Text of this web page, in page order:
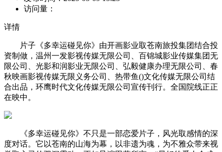
访问量：
详情
片子《多幸运碰见你》由开画影业取苍南旅投集团结合投
资制做，温州一发影视传媒无限公司、百锦城影业传媒集团无
限公司、光影和润影业无限公司、弘毅健康办理无限公司、春
秋映画影视传媒无限义务公司、热带鱼()文化传媒无限公司结
合出品，环鹰时代文化传媒无限公司宣传刊行。全国院线正正
在映中。
《多幸运碰见你》不只是一部恋爱片子，风光取感情的深
度对话。它以苍南的山海为幕，以非遗为魂，为不雅众带来视